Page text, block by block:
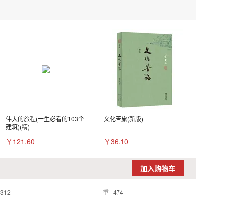
伟大的旅程(一生必看的103个
建筑)(精)
￥121.60
文化苦旅(新版)
￥36.10
加入购物车
312 重 474